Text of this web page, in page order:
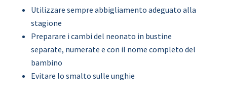
Utilizzare sempre abbigliamento adeguato alla
stagione
Preparare i cambi del neonato in bustine
separate, numerate e con il nome completo del
bambino
Evitare lo smalto sulle unghie